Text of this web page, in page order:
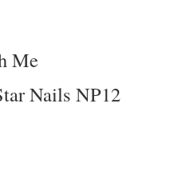
Me
Nails NP12